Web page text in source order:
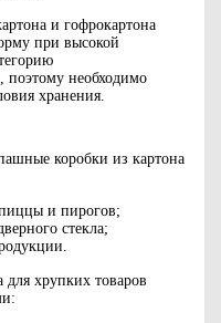
и гофрокартона
при высокой
поэтому необходимо
хранения.
коробки из картона
и пирогов;
стекла;
хрупких товаров